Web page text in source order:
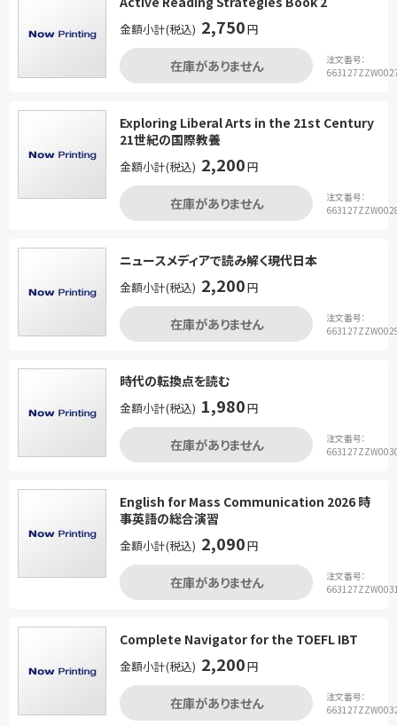
金額小計(税込) 2,750円
在庫がありません
注文番号：
Exploring Liberal Arts in the 21st Century
21世紀の国際教養
金額小計(税込) 2,200円
在庫がありません
注文番号：
ニュースメディアで読み解く現代日本
金額小計(税込) 2,200円
在庫がありません
注文番号：
時代の転換点を読む
金額小計(税込) 1,980円
在庫がありません
注文番号：
English for Mass Communication 2026 時
事英語の総合演習
金額小計(税込) 2,090円
在庫がありません
注文番号：
Complete Navigator for the TOEFL IBT
金額小計(税込) 2,200円
在庫がありません
注文番号：